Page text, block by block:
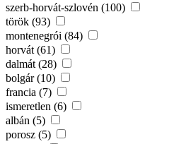
szerb-horvát-szlovén (100)
török (93)
montenegrói (84)
horvát (61)
dalmát (28)
bolgár (10)
francia (7)
ismeretlen (6)
albán (5)
porosz (5)